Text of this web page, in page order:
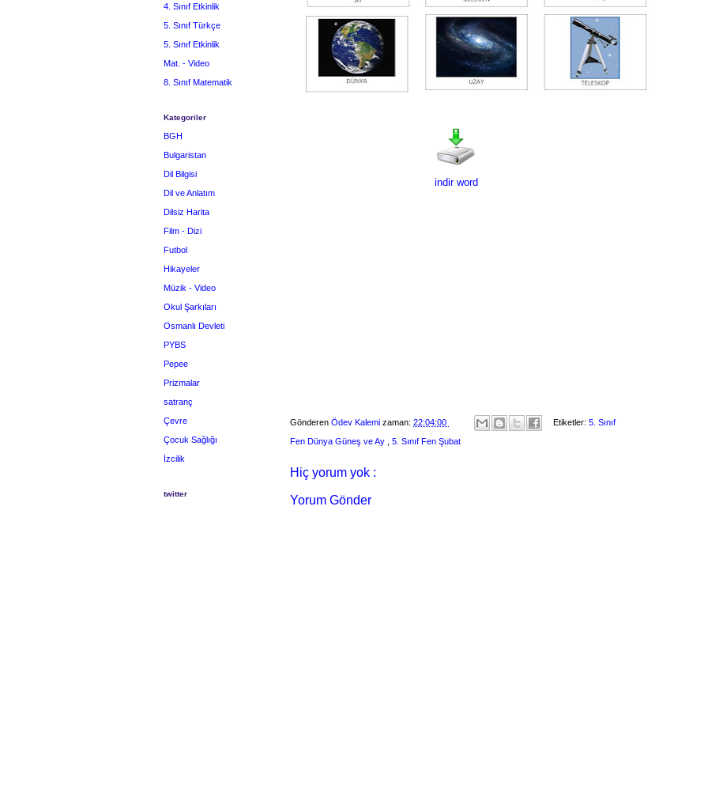
indir word
Gönderen Ödev Kalemi zaman: 22:04:00 Etiketler: 5. Sınıf
Fen Dünya Güneş ve Ay 5. Sınıf Fen Şubat
Hiç yorum yok :
Yorum Gönder
4. Sınıf Etkinlik
5. Sınıf Türkçe
5. Sınıf Etkinlik
Mat. - Video
8. Sınıf Matematik
Kategoriler
BGH
Bulgaristan
Dil Bilgisi
Dil ve Anlatım
Dilsiz Harita
Film - Dizi
Futbol
Hikayeler
Müzik - Video
Okul Şarkıları
Osmanlı Devleti
PYBS
Pepee
Prizmalar
satranç
Çevre
Çocuk Sağlığı
İzcilik
twitter